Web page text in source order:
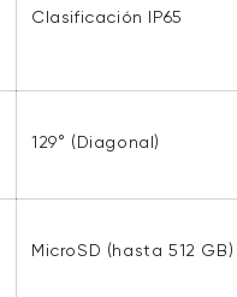
Clasificación IP65
129° (Diagonal)
MicroSD (hasta 512 GB)